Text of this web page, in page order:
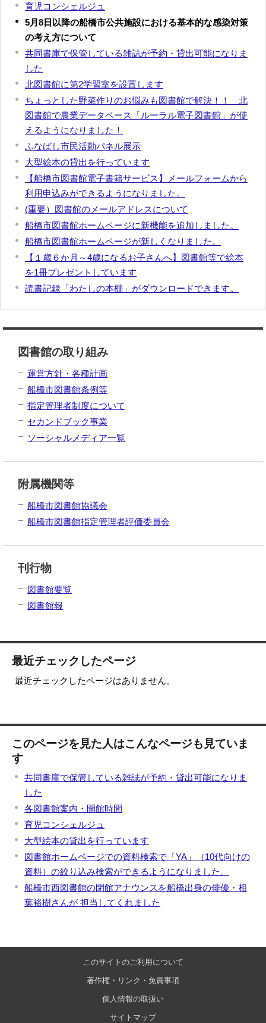
育児コンシェルジュ
5月8日以降の船橋市公共施設における基本的な感染対策
の考え方について
共同書庫で保管している雑誌が予約・貸出可能になりま
した
北図書館に第2学習室を設置します
ちょっとした野菜作りのお悩みも図書館で解決！！ 北
図書館で農業データベース「ルーラル電子図書館」が使
えるようになりました！
ふなばし市民活動パネル展示
大型絵本の貸出を行っています
【船橋市図書館電子書籍サービス】メールフォームから
利用申込みができるようになりました。
(重要）図書館のメールアドレスについて
船橋市図書館ホームページに新機能を追加しました。
船橋市図書館ホームページが新しくなりました。
【１歳６か月～4歳になるお子さんへ】図書館等で絵本
を1冊プレゼントしています
読書記録「わたしの本棚」がダウンロードできます。
図書館の取り組み
運営方針・各種計画
船橋市図書館条例等
指定管理者制度について
セカンドブック事業
ソーシャルメディア一覧
附属機関等
船橋市図書館協議会
船橋市図書館指定管理者評価委員会
刊行物
図書館要覧
図書館報
最近チェックしたページ
最近チェックしたページはありません。
このページを見た人はこんなページも見ていま
す
共同書庫で保管している雑誌が予約・貸出可能になりま
した
各図書館案内・開館時間
育児コンシェルジュ
大型絵本の貸出を行っています
図書館ホームページでの資料検索で「YA」（10代向けの
資料）の絞り込み検索ができるようになりました。
船橋市西図書館の閉館アナウンスを船橋出身の俳優・相
葉裕樹さんが 担当してくれました
このサイトのご利用について
著作権・リンク・免責事項
個人情報の取扱い
サイトマップ